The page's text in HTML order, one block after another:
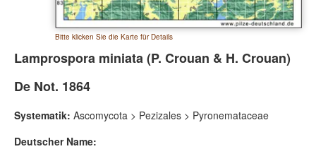
Bitte klicken Sie die Karte für Details
Lamprospora miniata (P. Crouan & H. Crouan)
De Not. 1864
Systematik: Ascomycota > Pezizales > Pyronemataceae
Deutscher Name: